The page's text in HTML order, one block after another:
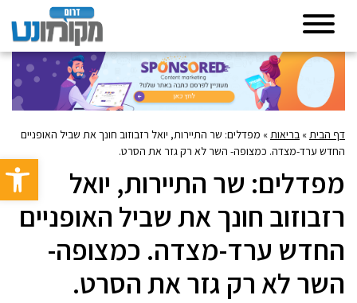
פתח
דף הבית» בריאות» מפדלים: שר התיירות, יואל רזבוזוב חונך את שביל האופניים
החדש ערד-מצדה. כמצופה- השר לא רק גזר את הסרט.
מפדלים: שר התיירות, יואל
רזבוזוב חונך את שביל האופניים
החדש ערד-מצדה. כמצופה-
השר לא רק גזר את הסרט.